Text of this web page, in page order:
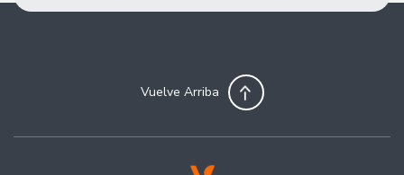
Vuelve Arriba